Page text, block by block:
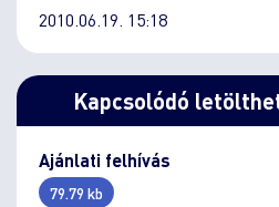
2010.06.19. 15:18
Kapcsolódó
Ajánlati felhívás
79.79 kb